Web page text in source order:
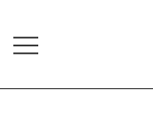
content